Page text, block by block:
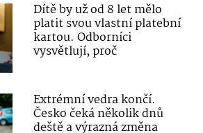
Dítě by už od 8 let mělo
platit svou vlastní platební
kartou. Odborníci
vysvětlují, proč
Extrémní vedra končí.
Česko čeká několik dnů
deště a výrazná změna